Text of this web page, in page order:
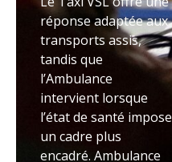
réponse adaptée aux
transports assis,
tandis que
l’Ambulance
intervient lorsque
l’état de santé impose
un cadre plus
encadré. Ambulance